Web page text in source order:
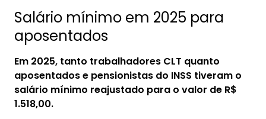
Salário mínimo em 2025 para
aposentados
Em 2025, tanto trabalhadores CLT quanto
aposentados e pensionistas do INSS tiveram o
salário mínimo reajustado para o valor de R$
1.518,00.